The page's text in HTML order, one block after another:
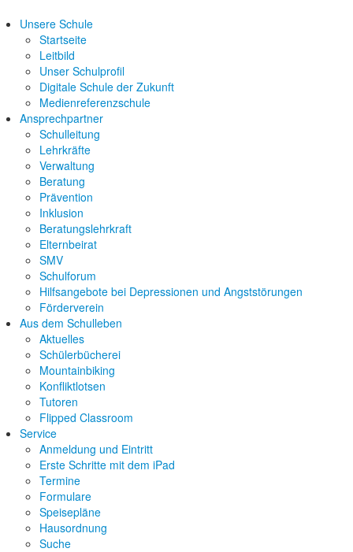
Unsere Schule
Startseite
Leitbild
Unser Schulprofil
Digitale Schule der Zukunft
Medienreferenzschule
Ansprechpartner
Schulleitung
Lehrkräfte
Verwaltung
Beratung
Prävention
Inklusion
Beratungslehrkraft
Elternbeirat
SMV
Schulforum
Hilfsangebote bei Depressionen und Angststörungen
Förderverein
Aus dem Schulleben
Aktuelles
Schülerbücherei
Mountainbiking
Konfliktlotsen
Tutoren
Flipped Classroom
Service
Anmeldung und Eintritt
Erste Schritte mit dem iPad
Termine
Formulare
Speisepläne
Hausordnung
Suche